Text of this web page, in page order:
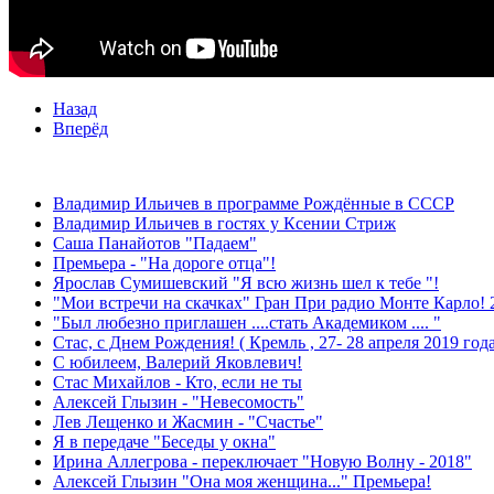
Назад
Вперёд
Владимир Ильичев в программе Рождённые в СССР
Владимир Ильичев в гостях у Ксении Стриж
Саша Панайотов "Падаем"
Премьера - "На дороге отца"!
Ярослав Сумишевский "Я всю жизнь шел к тебе "!
"Мои встречи на скачках" Гран При радио Монте Карло!
"Был любезно приглашен ....стать Академиком .... "
Стас, с Днем Рождения! ( Кремль , 27- 28 апреля 2019
С юбилеем, Валерий Яковлевич!
Стас Михайлов - Кто, если не ты
Алексей Глызин - "Невесомость"
Лев Лещенко и Жасмин - "Счастье"
Я в передаче "Беседы у окна"
Ирина Аллегрова - переключает "Новую Волну - 2018"
Алексей Глызин "Она моя женщина..." Премьера!